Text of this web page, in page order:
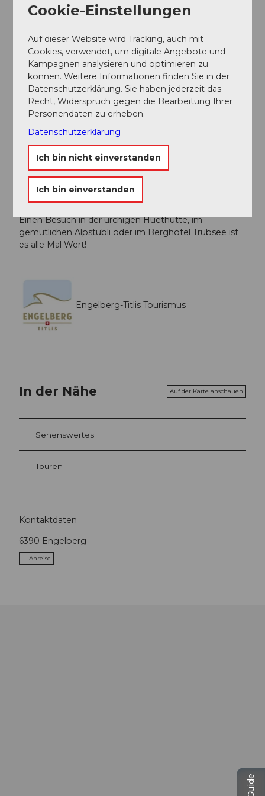
Titlis Bergbahnen:https://www.titlis.ch/de
Berghotel Trübsee:https://www.hoteltruebsee.ch/de
Autor:in
Engelberg - Titlis Tourismus
Organisation
Engelberg-Titlis Tourismus
Unser Tipp
Einen Besuch in der urchigen Hüethütte, im
gemütlichen Alpstübli oder im Berghotel Trübsee ist
es alle Mal Wert!
Engelberg-Titlis Tourismus
In der Nähe Auf der Karte anschauen
Sehenswertes
Touren
Kontaktdaten
6390 Engelberg
Anreise
Cookie-Einstellungen
Auf dieser Website wird Tracking, auch mit
Cookies, verwendet, um digitale Angebote und
Kampagnen analysieren und optimieren zu
können. Weitere Informationen finden Sie in der
Datenschutzerklärung. Sie haben jederzeit das
Recht, Widerspruch gegen die Bearbeitung Ihrer
Personendaten zu erheben.
Datenschutzerklärung
Ich bin nicht einverstanden
Ich bin einverstanden